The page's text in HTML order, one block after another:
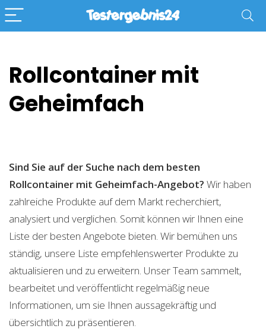
Rollcontainer mit
Geheimfach
Sind Sie auf der Suche nach dem besten
Rollcontainer mit Geheimfach-Angebot? Wir haben
zahlreiche Produkte auf dem Markt recherchiert,
analysiert und verglichen. Somit können wir Ihnen eine
Liste der besten Angebote bieten. Wir bemühen uns
ständig, unsere Liste empfehlenswerter Produkte zu
aktualisieren und zu erweitern. Unser Team sammelt,
bearbeitet und veröffentlicht regelmäßig neue
Informationen, um sie Ihnen aussagekräftig und
übersichtlich zu präsentieren.